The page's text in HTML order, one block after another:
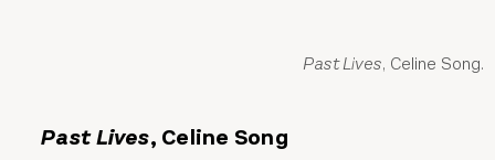
Past Lives, Celine Song.
Past Lives, Celine Song